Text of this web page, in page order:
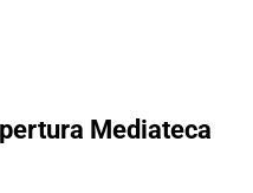
Mediateca